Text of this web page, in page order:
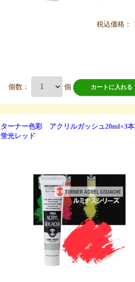
税込価格：
個数： 個 カートに入れる
ターナー色彩 アクリルガッシュ20ml×3
蛍光レッド